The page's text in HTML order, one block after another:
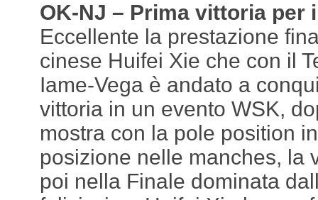
OK-NJ – Prima vittoria per
Eccellente la prestazione
cinese Huifei Xie che con il
Iame-Vega è andato a
vittoria in un evento WSK,
mostra con la pole position
posizione nelle manches, la
poi nella Finale dominata